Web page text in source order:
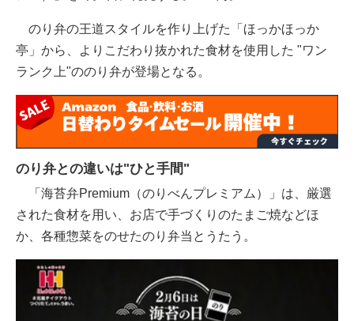
のり弁の王道スタイルを作り上げた「ほっかほっか
亭」から、よりこだわり抜かれた食材を使用した "ワン
ランク上"ののり弁が登場となる。
のり弁との違いは"ひと手間"
「海苔弁Premium（のりべんプレミアム）」は、厳選
された食材を用い、お店で手づくりのたまご焼などほ
か、各種惣菜をのせたのり弁当とうたう。